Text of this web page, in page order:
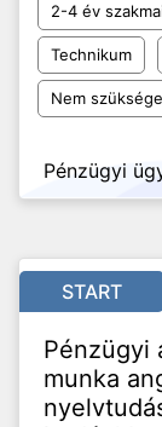
2-4 év
Technikum
Nem
Pénzügyi
START
Pénzügyi
munka